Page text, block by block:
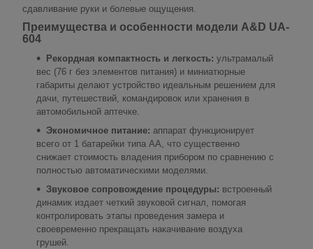
сдавливание руки и болевые ощущения.
Преимущества и особенности модели A&D UA-
604
Рекордная компактность и легкость: ультрамалый
вес (76 г без элементов питания) и миниатюрные
габариты делают устройство идеальным решением для
дачи, путешествий, командировок или хранения в
автомобильной аптечке.
Экономичное питание: аппарат функционирует
всего от 1 батарейки типа AA, что существенно
снижает стоимость владения прибором по сравнению с
полностью автоматическими моделями.
Звуковое сопровождение процедуры: встроенный
динамик издает четкий звуковой сигнал, помогая
контролировать этапы проведения замера и
своевременно прекращать накачивание воздуха
грушей.